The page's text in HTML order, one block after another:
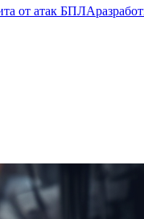
от атак БПЛА